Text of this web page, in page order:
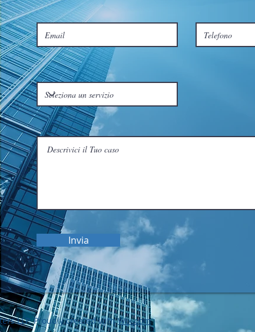
Invia
LLP. Proudly created withWix.com